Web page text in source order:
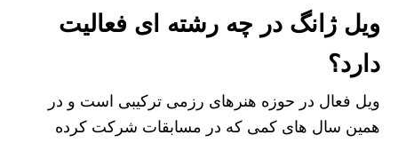
ویل ژانگ در چه رشته ای فعالیت
دارد؟
ویل فعال در حوزه هنرهای رزمی ترکیبی است و در
همین سال های کمی که در مسابقات شرکت کرده